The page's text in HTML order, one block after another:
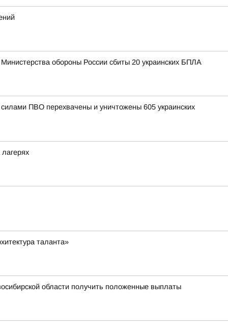
обороны России сбиты 20 украинских БПЛА
ПВО перехвачены и уничтожены 605 украинских
таланта»
области получить положенные выплаты